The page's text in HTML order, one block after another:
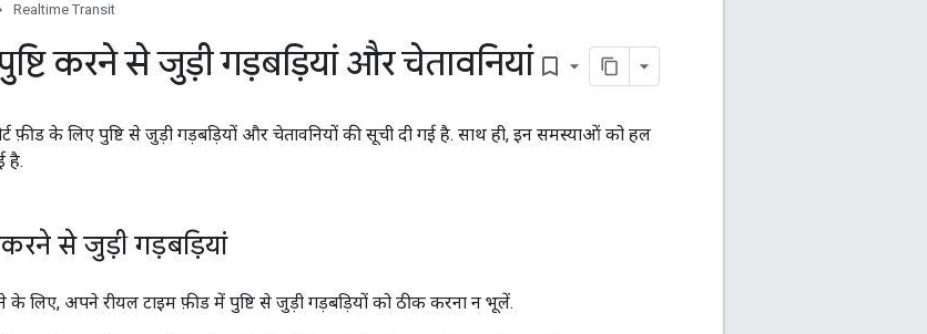
Realtime Transit
करने से जुड़ी गड़बड़ियां और चेतावनियां bookmark_border
फ़ीड के लिए पुष्टि से जुड़ी गड़बड़ियों और चेतावनियों की सूची दी गई है. साथ ही, इन समस्याओं को हल
है.
करने से जुड़ी गड़बड़ियां
के लिए, अपने रीयल टाइम फ़ीड में पुष्टि से जुड़ी गड़बड़ियों को ठीक करना न भूलें.